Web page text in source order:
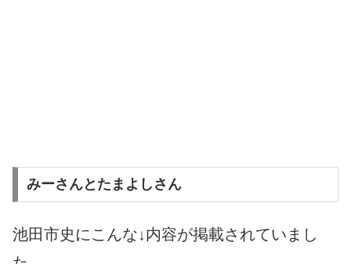
みーさんとたまよしさん
池田市史にこんな↓内容が掲載されていまし